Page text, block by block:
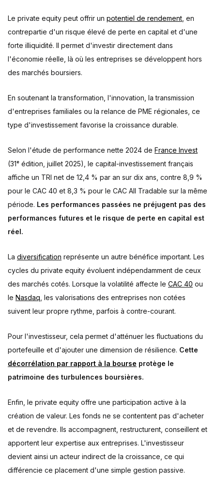
Le private equity peut offrir un potentiel de rendement , en
contrepartie d'un risque élevé de perte en capital et d'une
forte illiquidité. Il permet d'investir directement dans
l'économie réelle, là où les entreprises se développent hors
des marchés boursiers.
En soutenant la transformation, l'innovation, la transmission
d'entreprises familiales ou la relance de PME régionales, ce
type d'investissement favorise la croissance durable.
Selon l'étude de performance nette 2024 de France Invest
(31ᵉ édition, juillet 2025), le capital-investissement français
affiche un TRI net de 12,4 % par an sur dix ans, contre 8,9 %
pour le CAC 40 et 8,3 % pour le CAC All Tradable sur la même
période. Les performances passées ne préjugent pas des
performances futures et le risque de perte en capital est
réel.
La diversification représente un autre bénéfice important. Les
cycles du private equity évoluent indépendamment de ceux
des marchés cotés. Lorsque la volatilité affecte le CAC 40 ou
le Nasdaq , les valorisations des entreprises non cotées
suivent leur propre rythme, parfois à contre-courant.
Pour l'investisseur, cela permet d'atténuer les fluctuations du
portefeuille et d'ajouter une dimension de résilience. Cette
décorrélation par rapport à la bourse protège le
patrimoine des turbulences boursières.
Enfin, le private equity offre une participation active à la
création de valeur. Les fonds ne se contentent pas d'acheter
et de revendre. Ils accompagnent, restructurent, conseillent et
apportent leur expertise aux entreprises. L'investisseur
devient ainsi un acteur indirect de la croissance, ce qui
différencie ce placement d'une simple gestion passive.